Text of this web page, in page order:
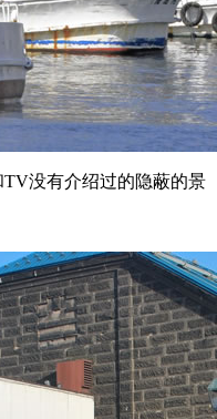
没有介绍过的隐蔽的景